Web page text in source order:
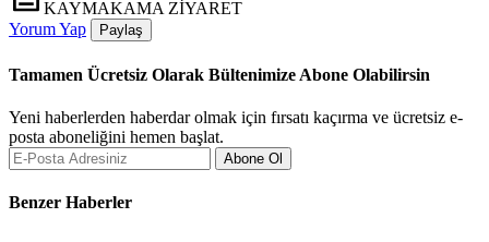
KAYMAKAMA ZİYARET
Yorum Yap
Paylaş
Tamamen Ücretsiz Olarak Bültenimize Abone Olabilirsin
Yeni haberlerden haberdar olmak için fırsatı kaçırma ve ücretsiz e-
posta aboneliğini hemen başlat.
Abone Ol
Benzer Haberler